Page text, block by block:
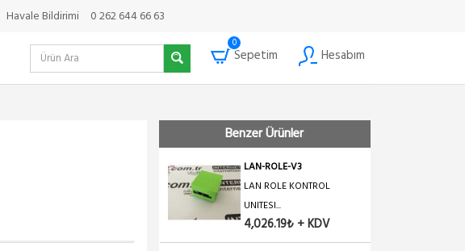
Havale Bildirimi 0 262 644 66 63
0
Sepetim Hesabım
Benzer Ürünler
LAN-ROLE-V3
LAN ROLE KONTROL
UNITESI...
4,026.19₺ + KDV